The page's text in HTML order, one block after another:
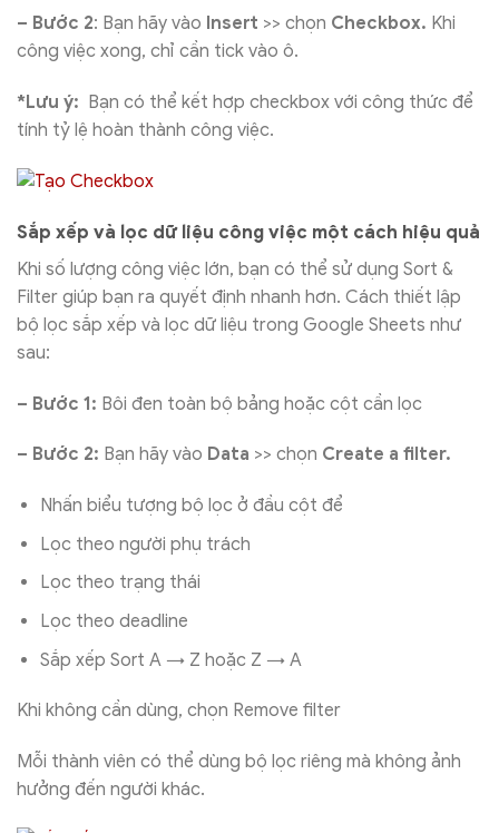
– Bước 2: Bạn hãy vào Insert >> chọn Checkbox. Khi
công việc xong, chỉ cần tick vào ô.
*Lưu ý: Bạn có thể kết hợp checkbox với công thức để
tính tỷ lệ hoàn thành công việc.
Sắp xếp và lọc dữ liệu công việc một cách hiệu quả
Khi số lượng công việc lớn, bạn có thể sử dụng Sort &
Filter giúp bạn ra quyết định nhanh hơn. Cách thiết lập
bộ lọc sắp xếp và lọc dữ liệu trong Google Sheets như
sau:
– Bước 1: Bôi đen toàn bộ bảng hoặc cột cần lọc
– Bước 2: Bạn hãy vào Data >> chọn Create a filter.
Nhấn biểu tượng bộ lọc ở đầu cột để
Lọc theo người phụ trách
Lọc theo trạng thái
Lọc theo deadline
Sắp xếp Sort A → Z hoặc Z → A
Khi không cần dùng, chọn Remove filter
Mỗi thành viên có thể dùng bộ lọc riêng mà không ảnh
hưởng đến người khác.